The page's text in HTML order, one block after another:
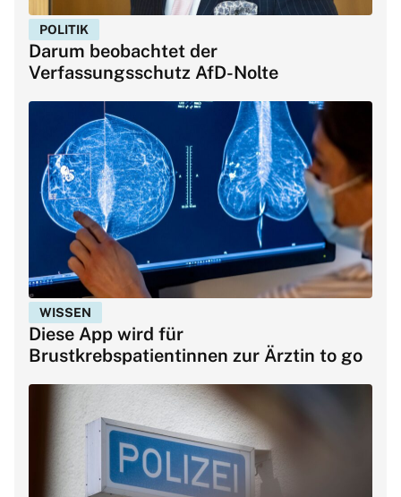
POLITIK
Darum beobachtet der
Verfassungsschutz AfD-Nolte
WISSEN
Diese App wird für
Brustkrebspatientinnen zur Ärztin to go